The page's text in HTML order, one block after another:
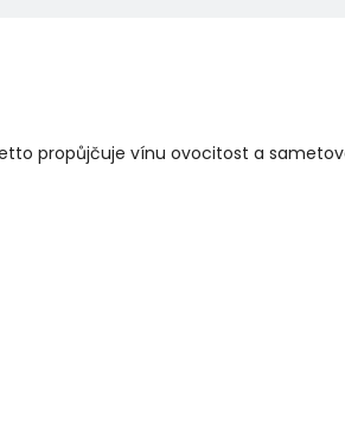
propůjčuje vínu ovocitost a